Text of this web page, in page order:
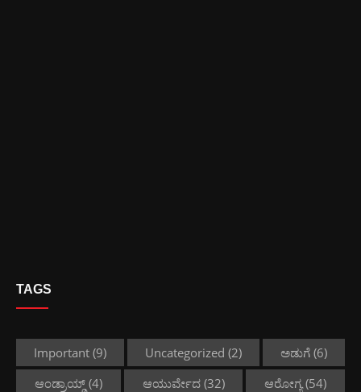
TAGS
Important (9) Uncategorized (2) ಅಡುಗೆ (6)
ಆಂಡ್ರಾಯ್ಡ್(4) ಆಯುರ್ವೇದ(32) ಆರೋಗ್ಯ (54)